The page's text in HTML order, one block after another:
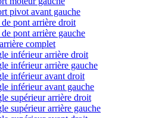
pivot avant gauche
pont arrière droit
pont arrière gauche
complet
inférieur arrière droit
inférieur arrière gauche
inférieur avant droit
inférieur avant gauche
supérieur arrière droit
supérieur arrière gauche